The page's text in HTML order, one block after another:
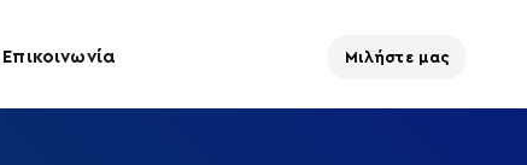
Επικοινωνία Μιλήστε μας